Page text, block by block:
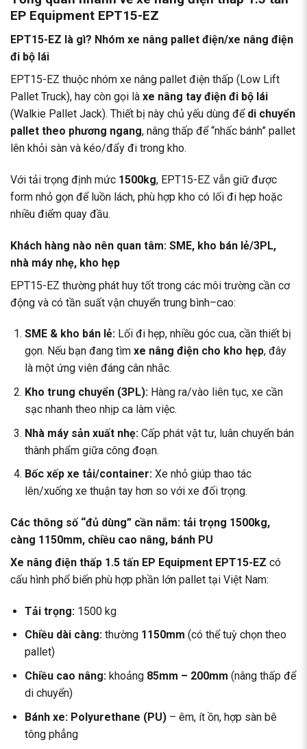
EP Equipment EPT15-EZ
EPT15-EZ là gì? Nhóm xe nâng pallet điện/xe nâng điện
đi bộ lái
EPT15-EZ thuộc nhóm xe nâng pallet điện thấp (Low Lift
Pallet Truck), hay còn gọi là xe nâng tay điện đi bộ lái
(Walkie Pallet Jack). Thiết bị này chủ yếu dùng để di chuyển
pallet theo phương ngang, nâng thấp để “nhấc bánh” pallet
lên khỏi sàn và kéo/đẩy đi trong kho.
Với tải trọng định mức 1500kg, EPT15-EZ vẫn giữ được
form nhỏ gọn để luồn lách, phù hợp kho có lối đi hẹp hoặc
nhiều điểm quay đầu.
Khách hàng nào nên quan tâm: SME, kho bán lẻ/3PL,
nhà máy nhẹ, kho hẹp
EPT15-EZ thường phát huy tốt trong các môi trường cần cơ
động và có tần suất vận chuyển trung bình–cao:
SME & kho bán lẻ:Lối đi hẹp, nhiều góc cua, cần thiết bị
gọn. Nếu bạn đang tìm xe nâng điện cho kho hẹp, đây
là một ứng viên đáng cân nhắc.
Kho trung chuyển (3PL):Hàng ra/vào liên tục, xe cần
sạc nhanh theo nhịp ca làm việc.
Nhà máy sản xuất nhẹ:Cấp phát vật tư, luân chuyển bán
thành phẩm giữa công đoạn.
Bốc xếp xe tải/container:Xe nhỏ giúp thao tác
lên/xuống xe thuận tay hơn so với xe đối trọng.
Các thông số “đủ dùng” cần nắm: tải trọng 1500kg,
càng 1150mm, chiều cao nâng, bánh PU
Xe nâng điện thấp 1.5 tấn EP Equipment EPT15-EZ có
cấu hình phổ biến phù hợp phần lớn pallet tại Việt Nam:
Tải trọng:1500 kg
Chiều dài càng:thường 1150mm (có thể tuỳ chọn theo
pallet)
Chiều cao nâng:khoảng 85mm – 200mm (nâng thấp để
di chuyển)
Bánh xe: Polyurethane (PU)– êm, ít ồn, hợp sàn bê
tông phẳng